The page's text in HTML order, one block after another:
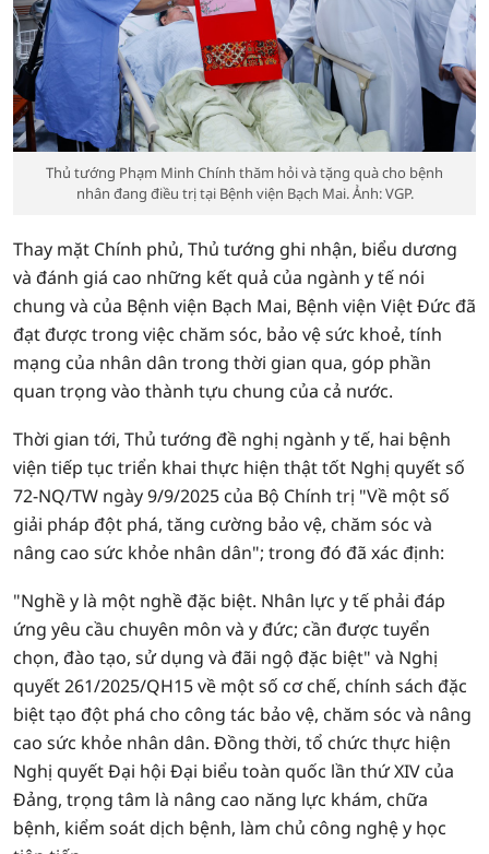
Thủ tướng Phạm Minh Chính thăm hỏi và tặng quà cho bệnh
nhân đang điều trị tại Bệnh viện Bạch Mai. Ảnh: VGP.
Thay mặt Chính phủ, Thủ tướng ghi nhận, biểu dương
và đánh giá cao những kết quả của ngành y tế nói
chung và của Bệnh viện Bạch Mai, Bệnh viện Việt Đức đã
đạt được trong việc chăm sóc, bảo vệ sức khoẻ, tính
mạng của nhân dân trong thời gian qua, góp phần
quan trọng vào thành tựu chung của cả nước.
Thời gian tới, Thủ tướng đề nghị ngành y tế, hai bệnh
viện tiếp tục triển khai thực hiện thật tốt Nghị quyết số
72-NQ/TW ngày 9/9/2025 của Bộ Chính trị "Về một số
giải pháp đột phá, tăng cường bảo vệ, chăm sóc và
nâng cao sức khỏe nhân dân"; trong đó đã xác định:
"Nghề y là một nghề đặc biệt. Nhân lực y tế phải đáp
ứng yêu cầu chuyên môn và y đức; cần được tuyển
chọn, đào tạo, sử dụng và đãi ngộ đặc biệt" và Nghị
quyết 261/2025/QH15 về một số cơ chế, chính sách đặc
biệt tạo đột phá cho công tác bảo vệ, chăm sóc và nâng
cao sức khỏe nhân dân. Đồng thời, tổ chức thực hiện
Nghị quyết Đại hội Đại biểu toàn quốc lần thứ XIV của
Đảng, trọng tâm là nâng cao năng lực khám, chữa
bệnh, kiểm soát dịch bệnh, làm chủ công nghệ y học